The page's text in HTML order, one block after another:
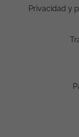
Privacidad y